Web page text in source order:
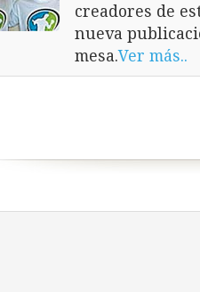
creadores de
nueva
mesa.Ver más..